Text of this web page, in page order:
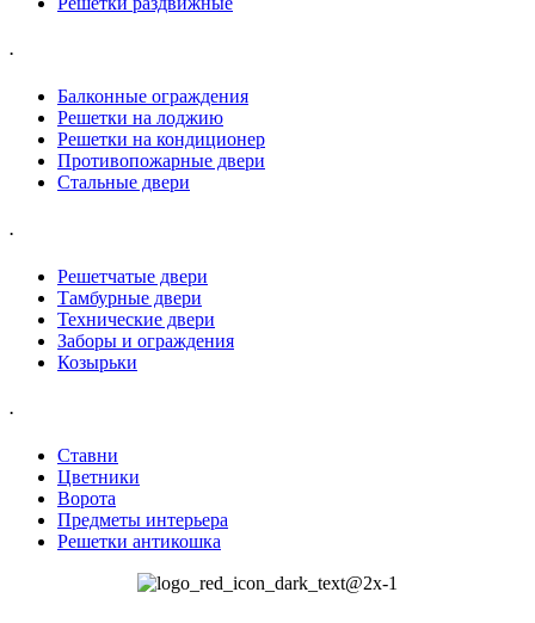
.
Балконные ограждения
Решетки на лоджию
Решетки на кондиционер
Противопожарные двери
Стальные двери
.
Решетчатые двери
Тамбурные двери
Технические двери
Заборы и ограждения
Козырьки
.
Ставни
Цветники
Ворота
Предметы интерьера
Решетки антикошка